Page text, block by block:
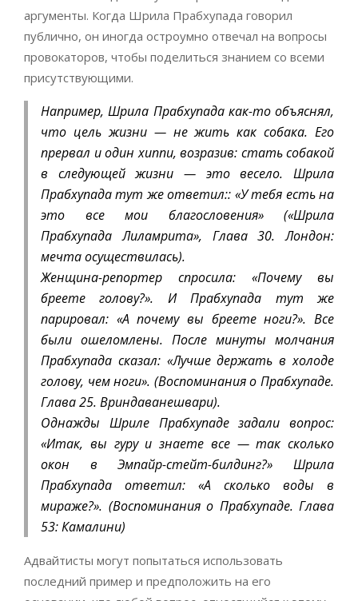
аргументы. Когда Шрила Прабхупада говорил
публично, он иногда остроумно отвечал на вопросы
провокаторов, чтобы поделиться знанием со всеми
присутствующими.
Например, Шрила Прабхупада как-то объяснял,
что цель жизни — не жить как собака. Его
прервал и один хиппи, возразив: стать собакой
в следующей жизни — это весело. Шрила
Прабхупада тут же ответил:: «У тебя есть на
это все мои благословения» («Шрила
Прабхупада Лиламрита», Глава 30. Лондон:
мечта осуществилась).
Женщина-репортер спросила: «Почему вы
бреете голову?». И Прабхупада тут же
парировал: «А почему вы бреете ноги?». Все
были ошеломлены. После минуты молчания
Прабхупада сказал: «Лучше держать в холоде
голову, чем ноги». (Воспоминания о Прабхупаде.
Глава 25. Вриндаванешвари).
Однажды Шриле Прабхупаде задали вопрос:
«Итак, вы гуру и знаете все — так сколько
окон в Эмпайр-стейт-билдинг?» Шрила
Прабхупада ответил: «А сколько воды в
мираже?». (Воспоминания о Прабхупаде. Глава
53: Камалини)
Адвайтисты могут попытаться использовать
последний пример и предположить на его